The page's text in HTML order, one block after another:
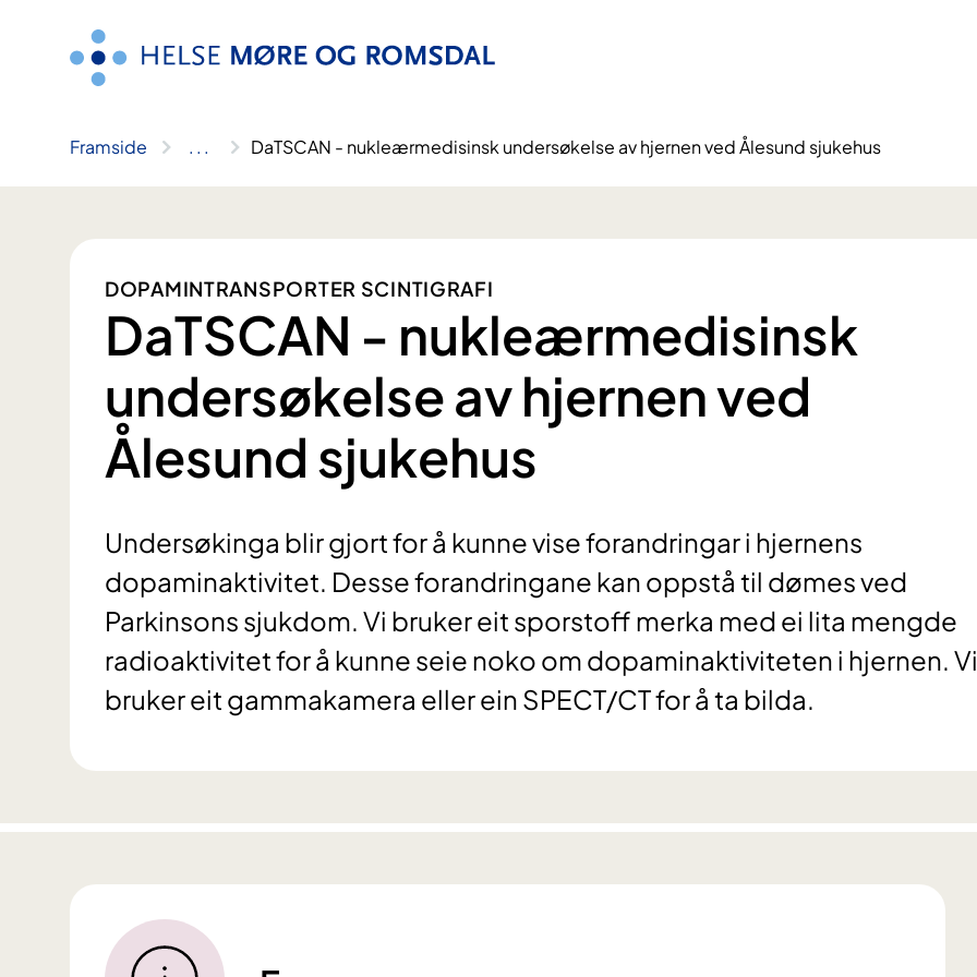
Framside .. . DaTSCAN - nukleærmedisinsk undersøkelse av hjernen ved Ålesund sjukehus
DOPAMINTRANSPORTER SCINTIGRAFI
DaTSCAN - nukleærmedisinsk
undersøkelse av hjernen ved
Ålesund sjukehus
Undersøkinga blir gjort for å kunne vise forandringar i hjernens
dopaminaktivitet. Desse forandringane kan oppstå til dømes ved
Parkinsons sjukdom. Vi bruker eit sporstoff merka med ei lita mengde
radioaktivitet for å kunne seie noko om dopaminaktiviteten i hjernen. Vi
bruker eit gammakamera eller ein SPECT/CT for å ta bilda.